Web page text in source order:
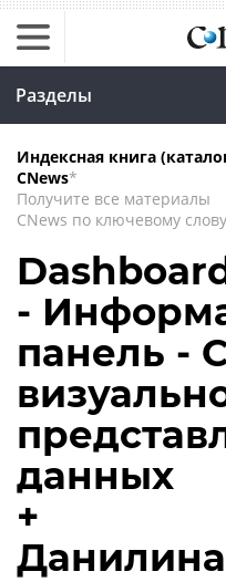
Разделы
Индексная книга
CNews*
Получите все материалы
CNews по ключевому слову
-
панель -
данных
+